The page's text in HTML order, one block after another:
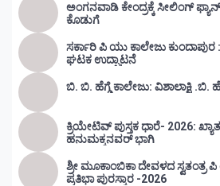
ಅಂಗನವಾಡಿ ಕೇಂದ್ರಕ್ಕೆ ಸೀಲಿಂಗ್
ಕೊಡುಗೆ
ಸರ್ಕಾರಿ ಪಿ ಯು ಕಾಲೇಜು
ಘಟಕ ಉದ್ಘಾಟನೆ
ಬಿ. ಬಿ. ಹೆಗ್ಡೆ ಕಾಲೇಜು: ವಿಶಾಲಾಕ್ಷಿ .ಬಿ.
ಕ್ರಿಯೇಟಿವ್ ಪುಸ್ತಕ ಧಾರೆ- 2026:
ಹನುಮಕ್ಕನವರ್ ಭಾಗಿ
ಶ್ರೀ ಮೂಕಾಂಬಿಕಾ ದೇವಳದ ಸ್ವತಂತ್ರ ಪಿ ಯು ಕಾಲೇಜು
ಪ್ರತಿಭಾ ಪುರಸ್ಕಾರ -2026